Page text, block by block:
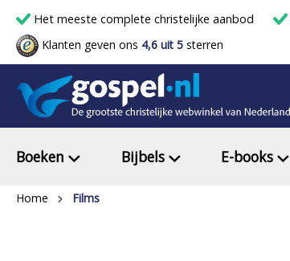
Het meeste complete christelijke aanbod
Klanten geven ons 4,6 uit 5 sterren
Boeken Bijbels E-books
Home Films